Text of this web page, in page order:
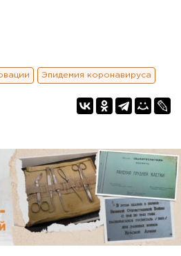
Эпидемия коронавируса